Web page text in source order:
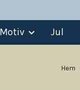
Motiv Jul
Hem